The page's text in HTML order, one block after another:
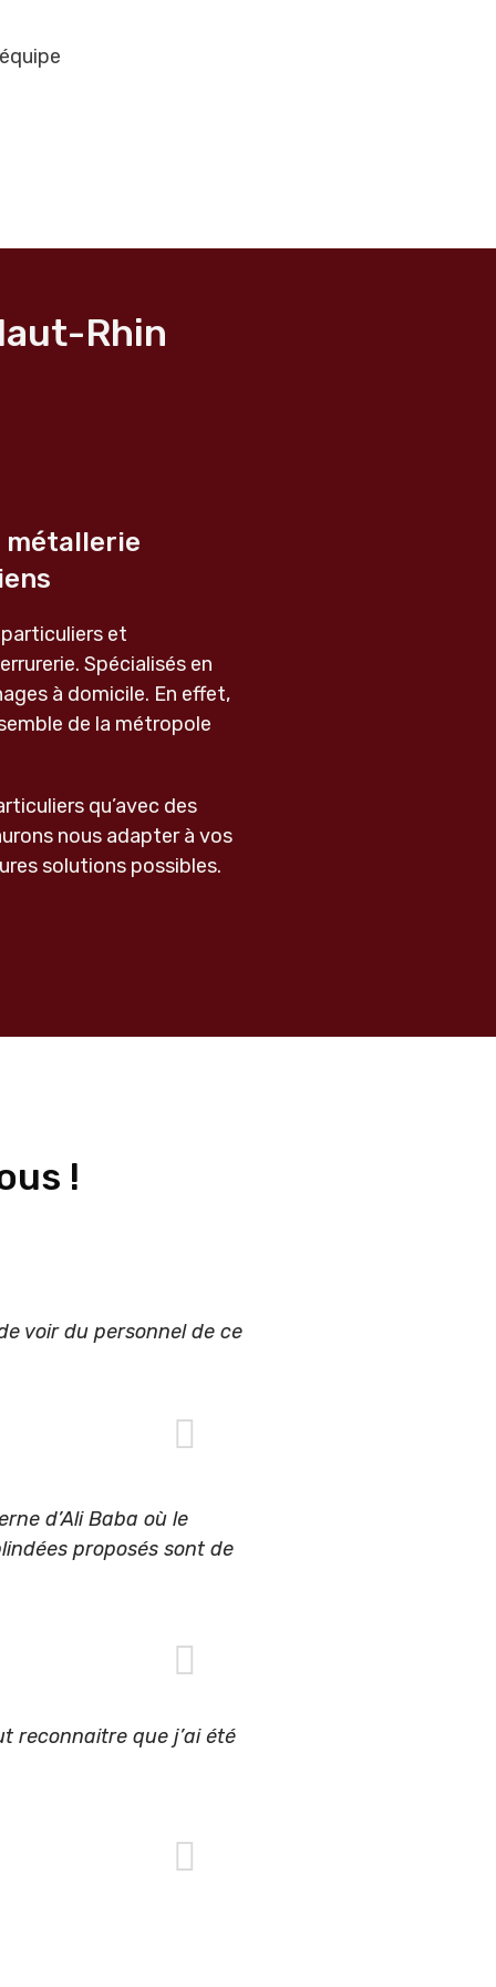
Rhin
métallerie
et
Spécialisés en
à domicile. En effet,
de la métropole
qu’avec des
nous adapter à vos
solutions possibles.
!
voir du personnel de ce
d’Ali Baba où le
proposés sont de
reconnaitre que j’ai été